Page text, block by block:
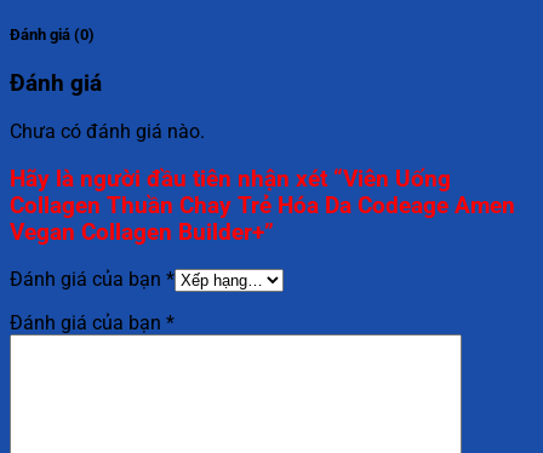
Đánh giá (0)
Đánh giá
Chưa có đánh giá nào.
Hãy là người đầu tiên nhận xét “Viên Uống
Collagen Thuần Chay Trẻ Hóa Da Codeage Amen
Vegan Collagen Builder+”
Đánh giá của bạn *
Đánh giá của bạn *